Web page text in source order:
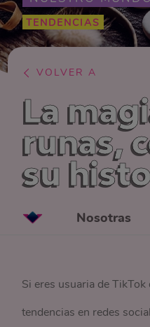
TENDENCIAS
VOLVER A
La
runas,
su
Nosotras
Si eres usuaria de
tendencias en redes